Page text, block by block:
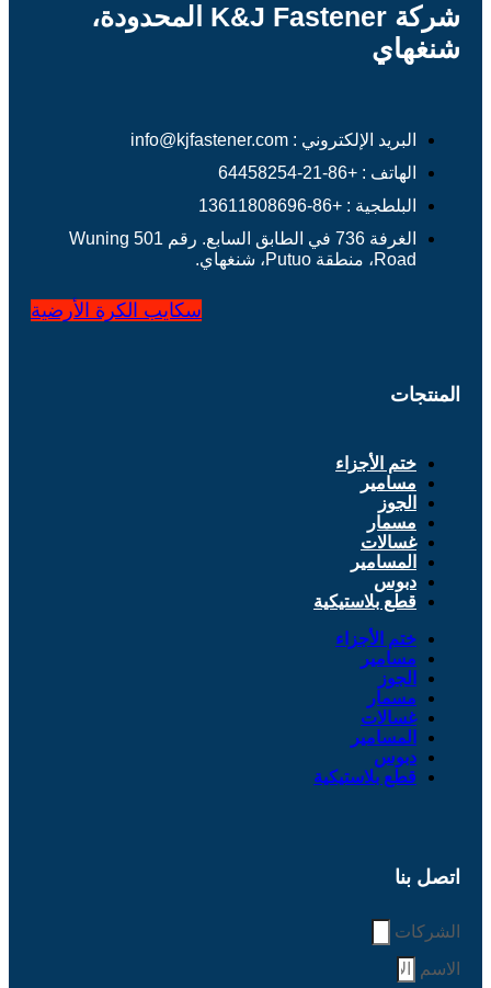
شركة K&J Fastener المحدودة،
شنغهاي
البريد الإلكتروني : info@kjfastener.com
الهاتف : +86-21-64458254
البلطجية : +86-13611808696
الغرفة 736 في الطابق السابع. رقم 501 Wuning
Road، منطقة Putuo، شنغهاي.
سكايب الكرة الأرضية
المنتجات
ختم الأجزاء
مسامير
الجوز
مسمار
غسالات
المسامير
دبوس
قطع بلاستيكية
ختم الأجزاء
مسامير
الجوز
مسمار
غسالات
المسامير
دبوس
قطع بلاستيكية
اتصل بنا
الشركات
الاسم